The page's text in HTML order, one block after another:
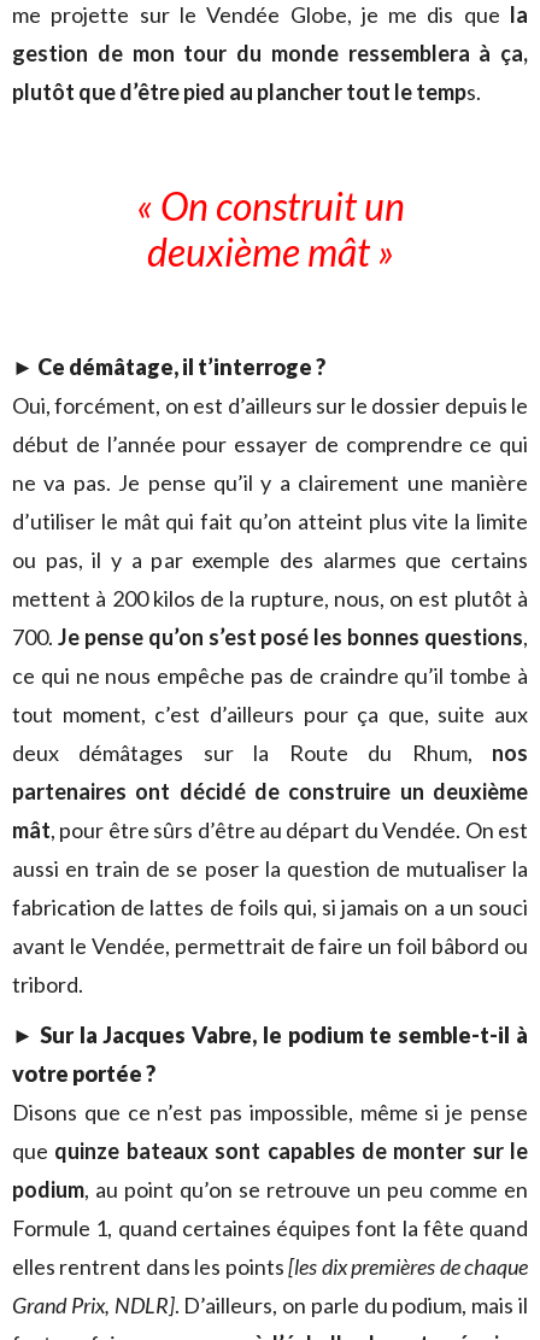
me projette sur le Vendée Globe, je me dis que la
gestion de mon tour du monde ressemblera à ça,
plutôt que d’être pied au plancher tout le temps.
« On construit un
deuxième mât »
► Ce démâtage, il t’interroge ?
Oui, forcément, on est d’ailleurs sur le dossier depuis le
début de l’année pour essayer de comprendre ce qui
ne va pas. Je pense qu’il y a clairement une manière
d’utiliser le mât qui fait qu’on atteint plus vite la limite
ou pas, il y a par exemple des alarmes que certains
mettent à 200 kilos de la rupture, nous, on est plutôt à
700. Je pense qu’on s’est posé les bonnes questions,
ce qui ne nous empêche pas de craindre qu’il tombe à
tout moment, c’est d’ailleurs pour ça que, suite aux
deux démâtages sur la Route du Rhum, nos
partenaires ont décidé de construire un deuxième
mât, pour être sûrs d’être au départ du Vendée. On est
aussi en train de se poser la question de mutualiser la
fabrication de lattes de foils qui, si jamais on a un souci
avant le Vendée, permettrait de faire un foil bâbord ou
tribord.
► Sur la Jacques Vabre, le podium te semble-t-il à
votre portée ?
Disons que ce n’est pas impossible, même si je pense
que quinze bateaux sont capables de monter sur le
podium, au point qu’on se retrouve un peu comme en
Formule 1, quand certaines équipes font la fête quand
elles rentrent dans les points[les dix premières de chaque
Grand Prix, NDLR]. D’ailleurs, on parle du podium, mais il